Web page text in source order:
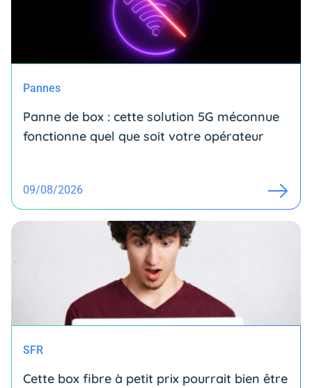
Pannes
Panne de box : cette solution 5G méconnue
fonctionne quel que soit votre opérateur
09/08/2026
SFR
Cette box fibre à petit prix pourrait bien être